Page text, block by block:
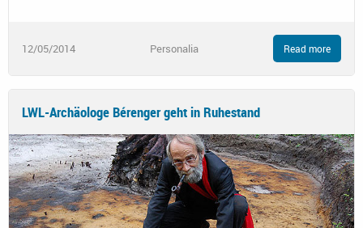
12/05/2014 Personalia Read more
LWL-Archäologe Bérenger geht in Ruhestand